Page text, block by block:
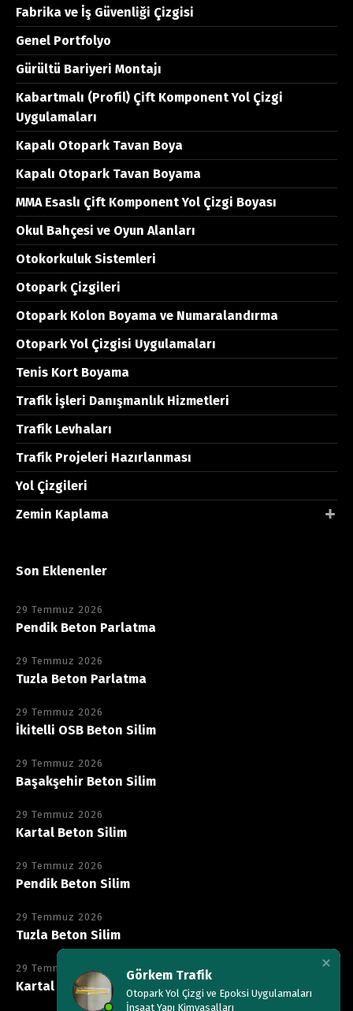
Görkem Trafik
Otopark Yol Çizgi ve Epoksi Uygulamaları
İnşaat Yapı Kimyasalları
Fabrika ve İş Güvenliği Çizgisi
Genel Portfolyo
Gürültü Bariyeri Montajı
Kabartmalı (Profil) Çift Komponent Yol Çizgi
Uygulamaları
Kapalı Otopark Tavan Boya
Kapalı Otopark Tavan Boyama
MMA Esaslı Çift Komponent Yol Çizgi Boyası
Okul Bahçesi ve Oyun Alanları
Otokorkuluk Sistemleri
Otopark Çizgileri
Otopark Kolon Boyama ve Numaralandırma
Otopark Yol Çizgisi Uygulamaları
Tenis Kort Boyama
Trafik İşleri Danışmanlık Hizmetleri
Trafik Levhaları
Trafik Projeleri Hazırlanması
Yol Çizgileri
Zemin Kaplama
Son Eklenenler
29 Temmuz 2026
Pendik Beton Parlatma
29 Temmuz 2026
Tuzla Beton Parlatma
29 Temmuz 2026
İkitelli OSB Beton Silim
29 Temmuz 2026
Başakşehir Beton Silim
29 Temmuz 2026
Kartal Beton Silim
29 Temmuz 2026
Pendik Beton Silim
29 Temmuz 2026
Tuzla Beton Silim
29 Temmuz 2026
Kartal Kimyasala Dayanıklı Epoksi